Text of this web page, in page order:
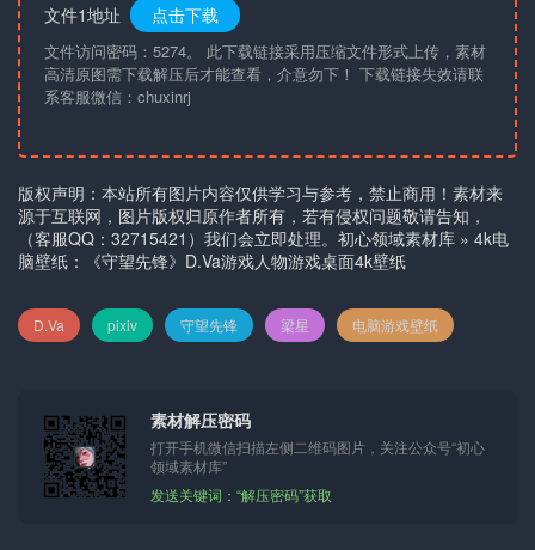
文件1地址 点击下载
文件访问密码：5274。 此下载链接采用压缩文件形式上传，素材
高清原图需下载解压后才能查看，介意勿下！ 下载链接失效请联
系客服微信：chuxinrj
版权声明：本站所有图片内容仅供学习与参考，禁止商用！素材来
源于互联网，图片版权归原作者所有，若有侵权问题敬请告知，
（客服QQ：32715421）我们会立即处理。 初心领域素材库 » 4k电
脑壁纸：《守望先锋》D.Va游戏人物游戏桌面4k壁纸
D.Va pixiv 守望先锋 梁星 电脑游戏壁纸
素材解压密码
打开手机微信扫描左侧二维码图片，关注公众号“初心
领域素材库”
发送关键词：“解压密码”获取